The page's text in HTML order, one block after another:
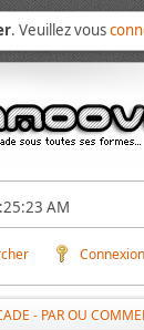
. Veuillez vous
AM
Connexion
- PAR OU